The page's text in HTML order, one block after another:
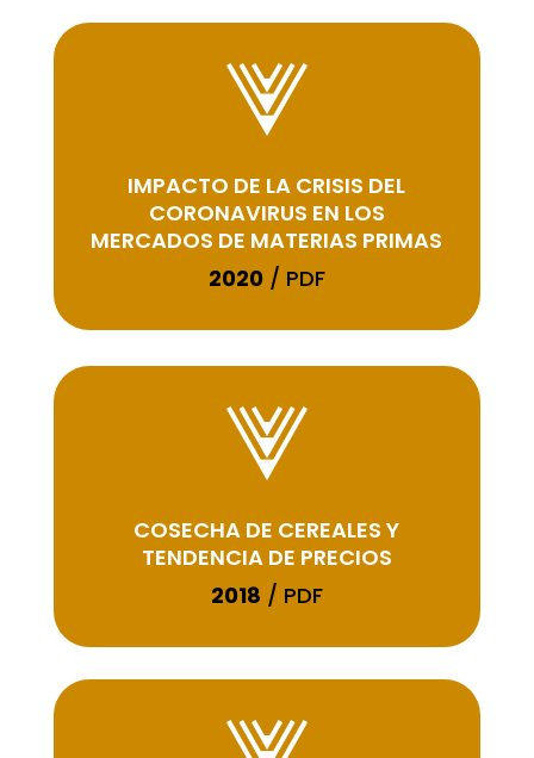
IMPACTO DE LA CRISIS DEL
CORONAVIRUS EN LOS
MERCADOS DE MATERIAS PRIMAS
2020 / PDF
COSECHA DE CEREALES Y
TENDENCIA DE PRECIOS
2018 / PDF